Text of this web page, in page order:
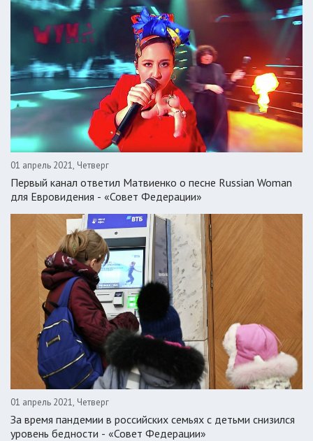
01 апрель 2021, Четверг
Первый канал ответил Матвиенко о песне Russian Woman
для Евровидения - «Совет Федерации»
01 апрель 2021, Четверг
За время пандемии в российских семьях с детьми снизился
уровень бедности - «Совет Федерации»